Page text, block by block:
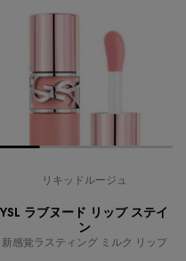
リキッドルージュ
YSL ラブヌード リップ ステイ
ン
新感覚ラスティング ミルク リップ